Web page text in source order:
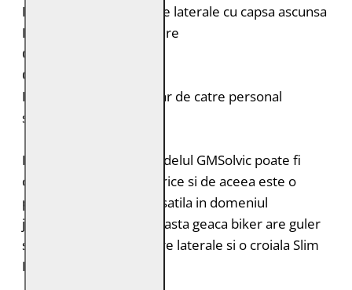
Doua buzunare verticale laterale cu capsa ascunsa
Doua buzunare interioare
Capsa la maneci
Croiala: Slim Fit
Intretinere: Spalare doar de catre personal
specializat
Datorita designului, modelul GMSolvic poate fi
combinat cu aproape orice si de aceea este o
piesa vestimentara versatila in domeniul
jachetelor de piele. Aceasta geaca biker are guler
stand-up, doua buzunare laterale si o croiala Slim
Fit.